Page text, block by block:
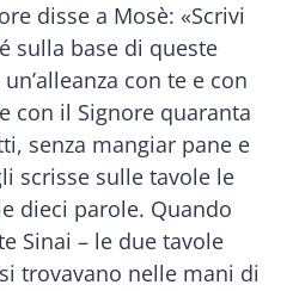
disse a Mosè: «Scrivi
sulla base di queste
con te e con
con il Signore quaranta
senza mangiar pane e
scrisse sulle tavole le
dieci parole. Quando
Sinai – le due tavole
trovavano nelle mani di